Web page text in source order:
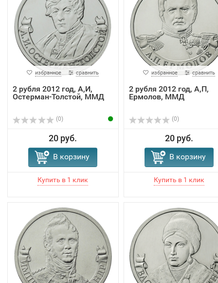
избранное сравнить
2 рубля 2012 год, А,И,
Остерман-Толстой, ММД
(0)
20 руб.
В корзину
избранное сравнить
2 рубля 2012 год, А,П,
Ермолов, ММД
(0)
20 руб.
В корзину